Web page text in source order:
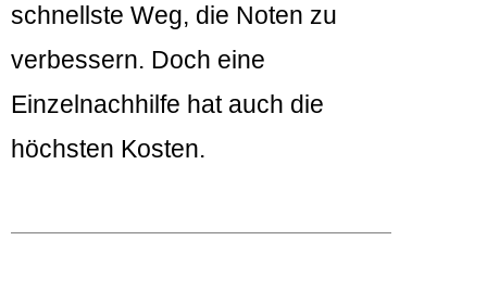
schnellste Weg, die Noten zu
verbessern. Doch eine
Einzelnachhilfe hat auch die
höchsten Kosten.